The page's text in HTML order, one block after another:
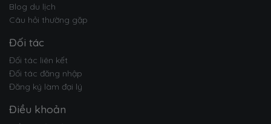
Blog du lịch
Câu hỏi thường gặp
Đối tác
Đối tác liên kết
Đối tác đăng nhập
Đăng ký làm đại lý
Điều khoản